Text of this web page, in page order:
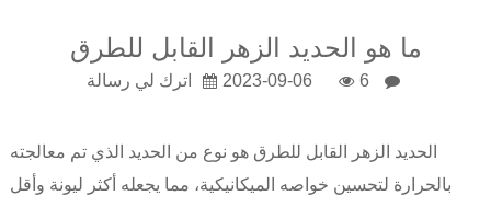
ما هو الحديد الزهر القابل للطرق
2023-09-06 6 اترك لي رسالة
الحديد الزهر القابل للطرق هو نوع من الحديد الذي تم معالجته
بالحرارة لتحسين خواصه الميكانيكية، مما يجعله أكثر ليونة وأقل